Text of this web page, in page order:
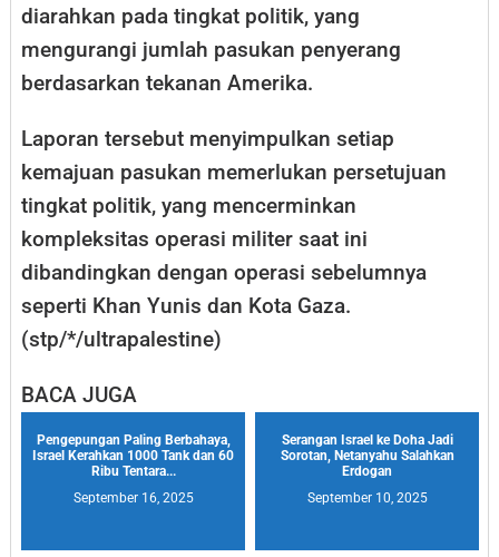
diarahkan pada tingkat politik, yang
mengurangi jumlah pasukan penyerang
berdasarkan tekanan Amerika.
Laporan tersebut menyimpulkan setiap
kemajuan pasukan memerlukan persetujuan
tingkat politik, yang mencerminkan
kompleksitas operasi militer saat ini
dibandingkan dengan operasi sebelumnya
seperti Khan Yunis dan Kota Gaza.
(stp/*/ultrapalestine)
BACA JUGA
Pengepungan Paling Berbahaya,
Israel Kerahkan 1000 Tank dan 60
Ribu Tentara...
September 16, 2025
Serangan Israel ke Doha Jadi
Sorotan, Netanyahu Salahkan
Erdogan
September 10, 2025